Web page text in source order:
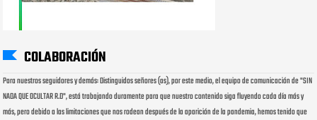
COLABORACIÓN
Para nuestros seguidores y demás: Distinguidos señores (as), por este medio, el equipo de comunicación de "SIN
NADA QUE OCULTAR R.D", está trabajando duramente para que nuestro contenido siga fluyendo cada día más y
más, pero debido a las limitaciones que nos rodean después de la aparición de la pandemia, hemos tenido que